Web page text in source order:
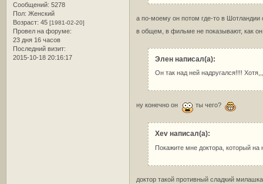
Сообщений: 5278
Пол: Женский
Возраст: 45 [1981-02-20]
Провел на форуме:
23 дня 16 часов
Последний визит:
2015-10-18 20:16:17
а по-моему он потом где-то в Шотландии
в общем, в фильме не показывают, как
Элен написал(а):
Он так над ней надругался!!!!
ну конечно он ты чего?
Xev написал(а):
Покажите мне доктора, который на
доктор такой противный сладкий